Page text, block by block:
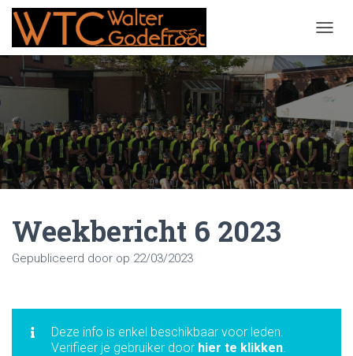
Weekbericht 6 2023
Gepubliceerd door op 22/03/2023
Deze info is enkel beschikbaar voor leden.
Verifieer je gebruiker door hier te klikken.